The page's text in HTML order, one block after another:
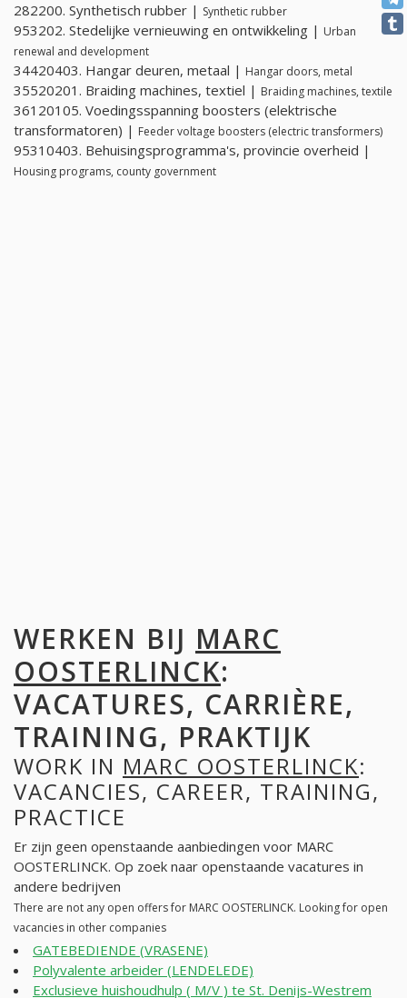
282200. Synthetisch rubber | Synthetic rubber
953202. Stedelijke vernieuwing en ontwikkeling | Urban
renewal and development
34420403. Hangar deuren, metaal | Hangar doors, metal
35520201. Braiding machines, textiel | Braiding machines, textile
36120105. Voedingsspanning boosters (elektrische
transformatoren) | Feeder voltage boosters (electric transformers)
95310403. Behuisingsprogramma's, provincie overheid |
Housing programs, county government
WERKEN BIJ MARC
OOSTERLINCK:
VACATURES, CARRIÈRE,
TRAINING, PRAKTIJK
WORK IN MARC OOSTERLINCK:
VACANCIES, CAREER, TRAINING,
PRACTICE
Er zijn geen openstaande aanbiedingen voor MARC
OOSTERLINCK. Op zoek naar openstaande vacatures in
andere bedrijven
There are not any open offers for MARC OOSTERLINCK. Looking for open
vacancies in other companies
GATEBEDIENDE (VRASENE)
Polyvalente arbeider (LENDELEDE)
Exclusieve huishoudhulp ( M/V ) te St. Denijs-Westrem